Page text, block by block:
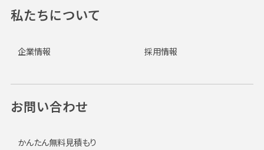
私たちについて
企業情報 採用情報
お問い合わせ
かんたん無料見積もり